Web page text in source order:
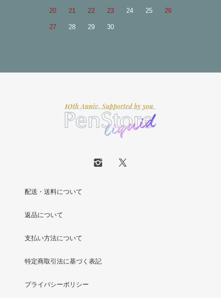
20 21 22 23 24 25 26
27 28 29 30
配送・送料について
返品について
支払い方法について
特定商取引法に基づく表記
プライバシーポリシー